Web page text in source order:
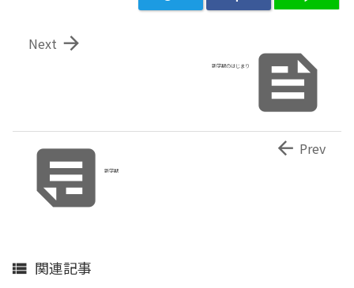

新学期のはじまり

Next
新学期
 Prev
 関連記事